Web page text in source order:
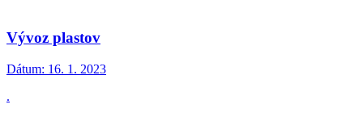
Vývoz plastov
Dátum: 16. 1. 2023
.